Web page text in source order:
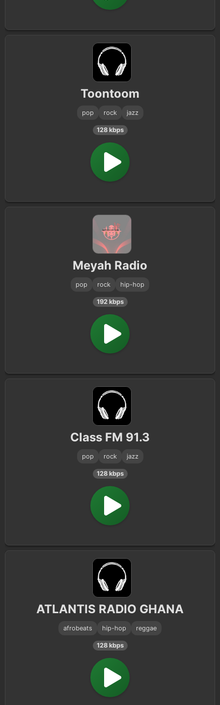
Toontoom
pop rock jazz
128 kbps
Meyah Radio
pop rock hip-hop
192 kbps
Class FM 91.3
pop rock jazz
128 kbps
ATLANTIS RADIO GHANA
afrobeats hip-hop reggae
128 kbps